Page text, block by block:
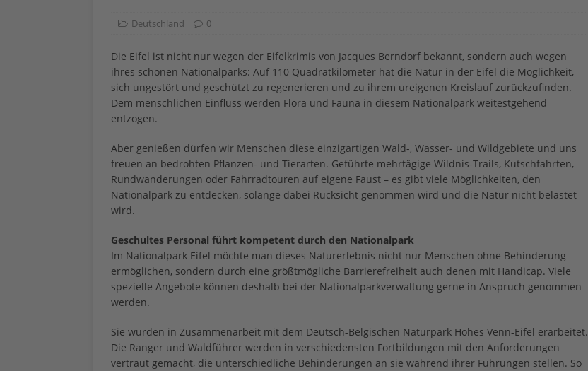
Jucken auf acht Beinen…
GESUNDHEIT
Deutschland 0
Die Eifel ist nicht nur wegen der Eifelkrimis von Jacques Berndorf bekannt, sondern auch wegen
ihres schönen Nationalparks: Auf 110 Quadratkilometer hat die Natur in der Eifel die Möglichkeit,
sich ungestört und geschützt zu regenerieren und zu ihrem ureigenen Kreislauf zurückzufinden.
Dem menschlichen Einfluss werden Flora und Fauna in diesem Nationalpark weitestgehend
entzogen.
Aber genießen dürfen wir Menschen diese einzigartigen Wald-, Wasser- und Wildgebiete und uns
freuen an bedrohten Pflanzen- und Tierarten. Geführte mehrtägige Wildnis-Trails, Kutschfahrten,
Rundwanderungen oder Fahrradtouren auf eigene Faust – es gibt viele Möglichkeiten, den
Nationalpark zu entdecken, solange dabei Rücksicht genommen wird und die Natur nicht belastet
wird.
Geschultes Personal führt kompetent durch den Nationalpark
Im Nationalpark Eifel möchte man dieses Naturerlebnis nicht nur Menschen ohne Behinderung
ermöglichen, sondern durch eine größtmögliche Barrierefreiheit auch denen mit Handicap. Viele
spezielle Angebote können deshalb bei der Nationalparkverwaltung gerne in Anspruch genommen
werden.
Sie wurden in Zusammenarbeit mit dem Deutsch-Belgischen Naturpark Hohes Venn-Eifel erarbeitet.
Die Ranger und Waldführer werden in verschiedensten Fortbildungen mit den Anforderungen
vertraut gemacht, die unterschiedliche Behinderungen an sie während ihrer Führungen stellen. So